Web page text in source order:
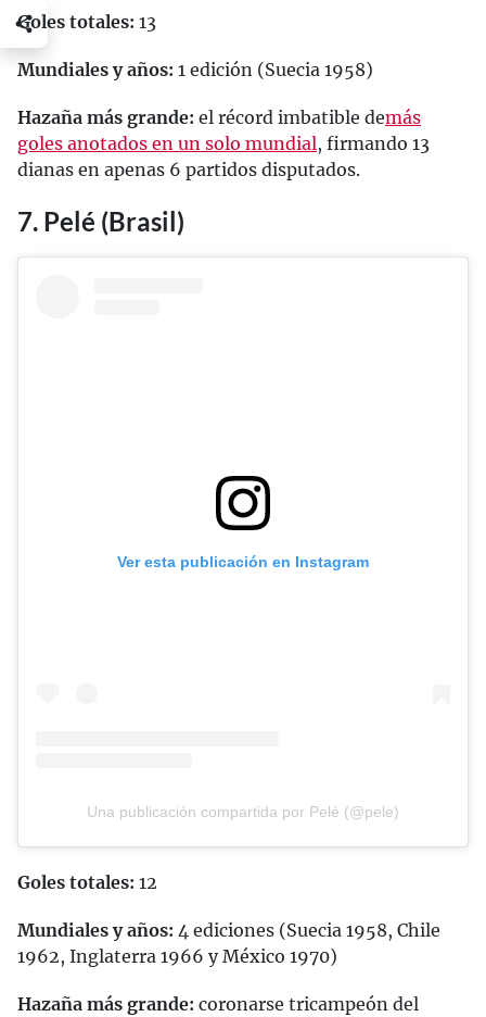
Goles totales: 13
Mundiales y años: 1 edición (Suecia 1958)
Hazaña más grande: el récord imbatible demás
goles anotados en un solo mundial, firmando 13
dianas en apenas 6 partidos disputados.
7. Pelé (Brasil)
Ver esta publicación en Instagram
Una publicación compartida por Pelé (@pele)
Goles totales: 12
Mundiales y años: 4 ediciones (Suecia 1958, Chile
1962, Inglaterra 1966 y México 1970)
Hazaña más grande: coronarse tricampeón del